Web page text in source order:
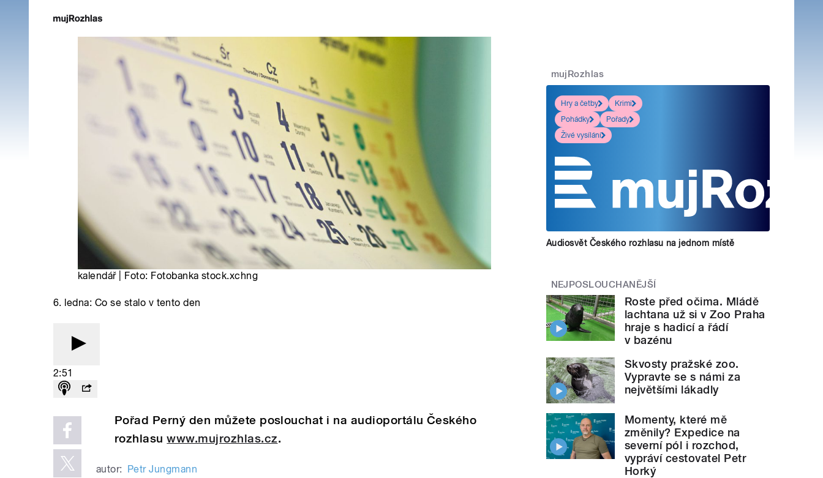
kalendář | Foto: Fotobanka stock.xchng
6. ledna: Co se stalo v tento den
2:51
Pořad Perný den můžete poslouchat i na audioportálu Českého
rozhlasuwww.mujrozhlas.cz.
autor: Petr Jungmann
mujRozhlas
Hry a četby
Krimi
Pohádky
Pořady
Živé vysílání
Audiosvět Českého rozhlasu na jednom místě
NEJPOSLOUCHANĚJŠÍ
Roste před očima. Mládě
lachtana už si v Zoo Praha
hraje s hadicí a řádí
v bazénu
Skvosty pražské zoo.
Vypravte se s námi za
největšími lákadly
Momenty, které mě
změnily? Expedice na
severní pól i rozchod,
vypráví cestovatel Petr
Horký